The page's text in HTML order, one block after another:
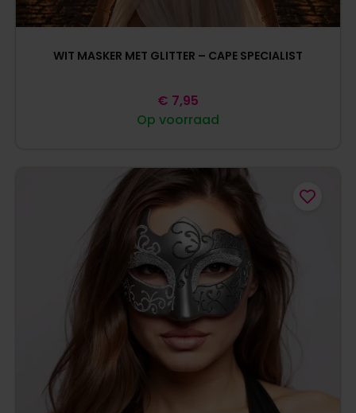
WIT MASKER MET GLITTER – CAPE SPECIALIST
Op voorraad
€ 7,95